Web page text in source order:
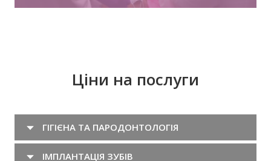
Ціни на послуги
ГІГІЄНА ТА ПАРОДОНТОЛОГІЯ
ІМПЛАНТАЦІЯ ЗУБІВ